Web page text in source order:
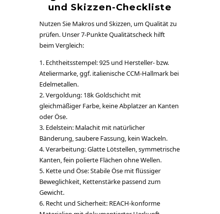
und Skizzen-Checkliste
Nutzen Sie Makros und Skizzen, um Qualität zu
prüfen. Unser 7-Punkte Qualitätscheck hilft
beim Vergleich:
Echtheitsstempel: 925 und Hersteller- bzw.
Ateliermarke, ggf. italienische CCM-Hallmark bei
Edelmetallen.
Vergoldung: 18k Goldschicht mit
gleichmäßiger Farbe, keine Abplatzer an Kanten
oder Öse.
Edelstein: Malachit mit natürlicher
Bänderung, saubere Fassung, kein Wackeln.
Verarbeitung: Glatte Lötstellen, symmetrische
Kanten, fein polierte Flächen ohne Wellen.
Kette und Öse: Stabile Öse mit flüssiger
Beweglichkeit, Kettenstärke passend zum
Gewicht.
Recht und Sicherheit: REACH-konforme